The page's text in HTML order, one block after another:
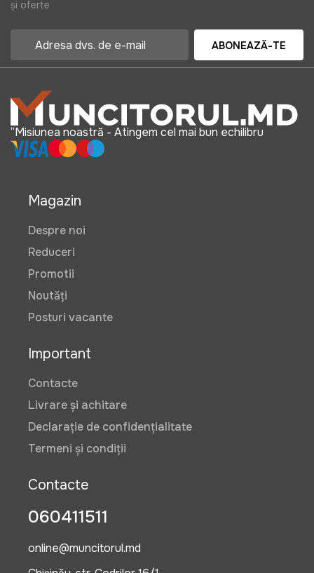
și oferte
ABONEAZĂ-TE
“Misiunea noastră - Atingem cel mai bun echilibru
Magazin
Despre noi
Reduceri
Promotii
Noutăți
Posturi vacante
Important
Contacte
Livrare și achitare
Declarație de confidențialitate
Termeni și condiții
Contacte
060411511
online@muncitorul.md